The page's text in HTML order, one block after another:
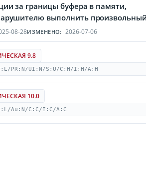
за границы буфера в памяти,
выполнить
08-28ИЗМЕНЕНО: 2026-07-06
9.8
PR:N/UI:N/S:U/C:H/I:H/A:H
10.0
Au:N/C:C/I:C/A:C